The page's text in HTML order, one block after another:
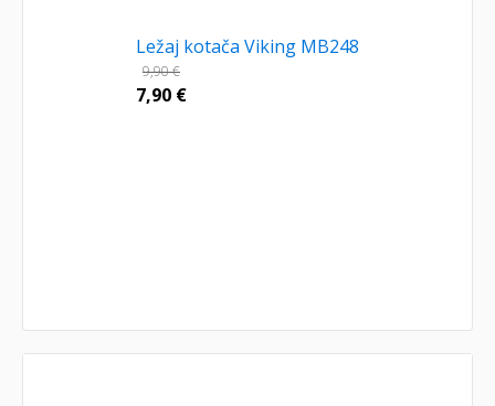
Ležaj kotača Viking MB248
9,90€
7,90 €